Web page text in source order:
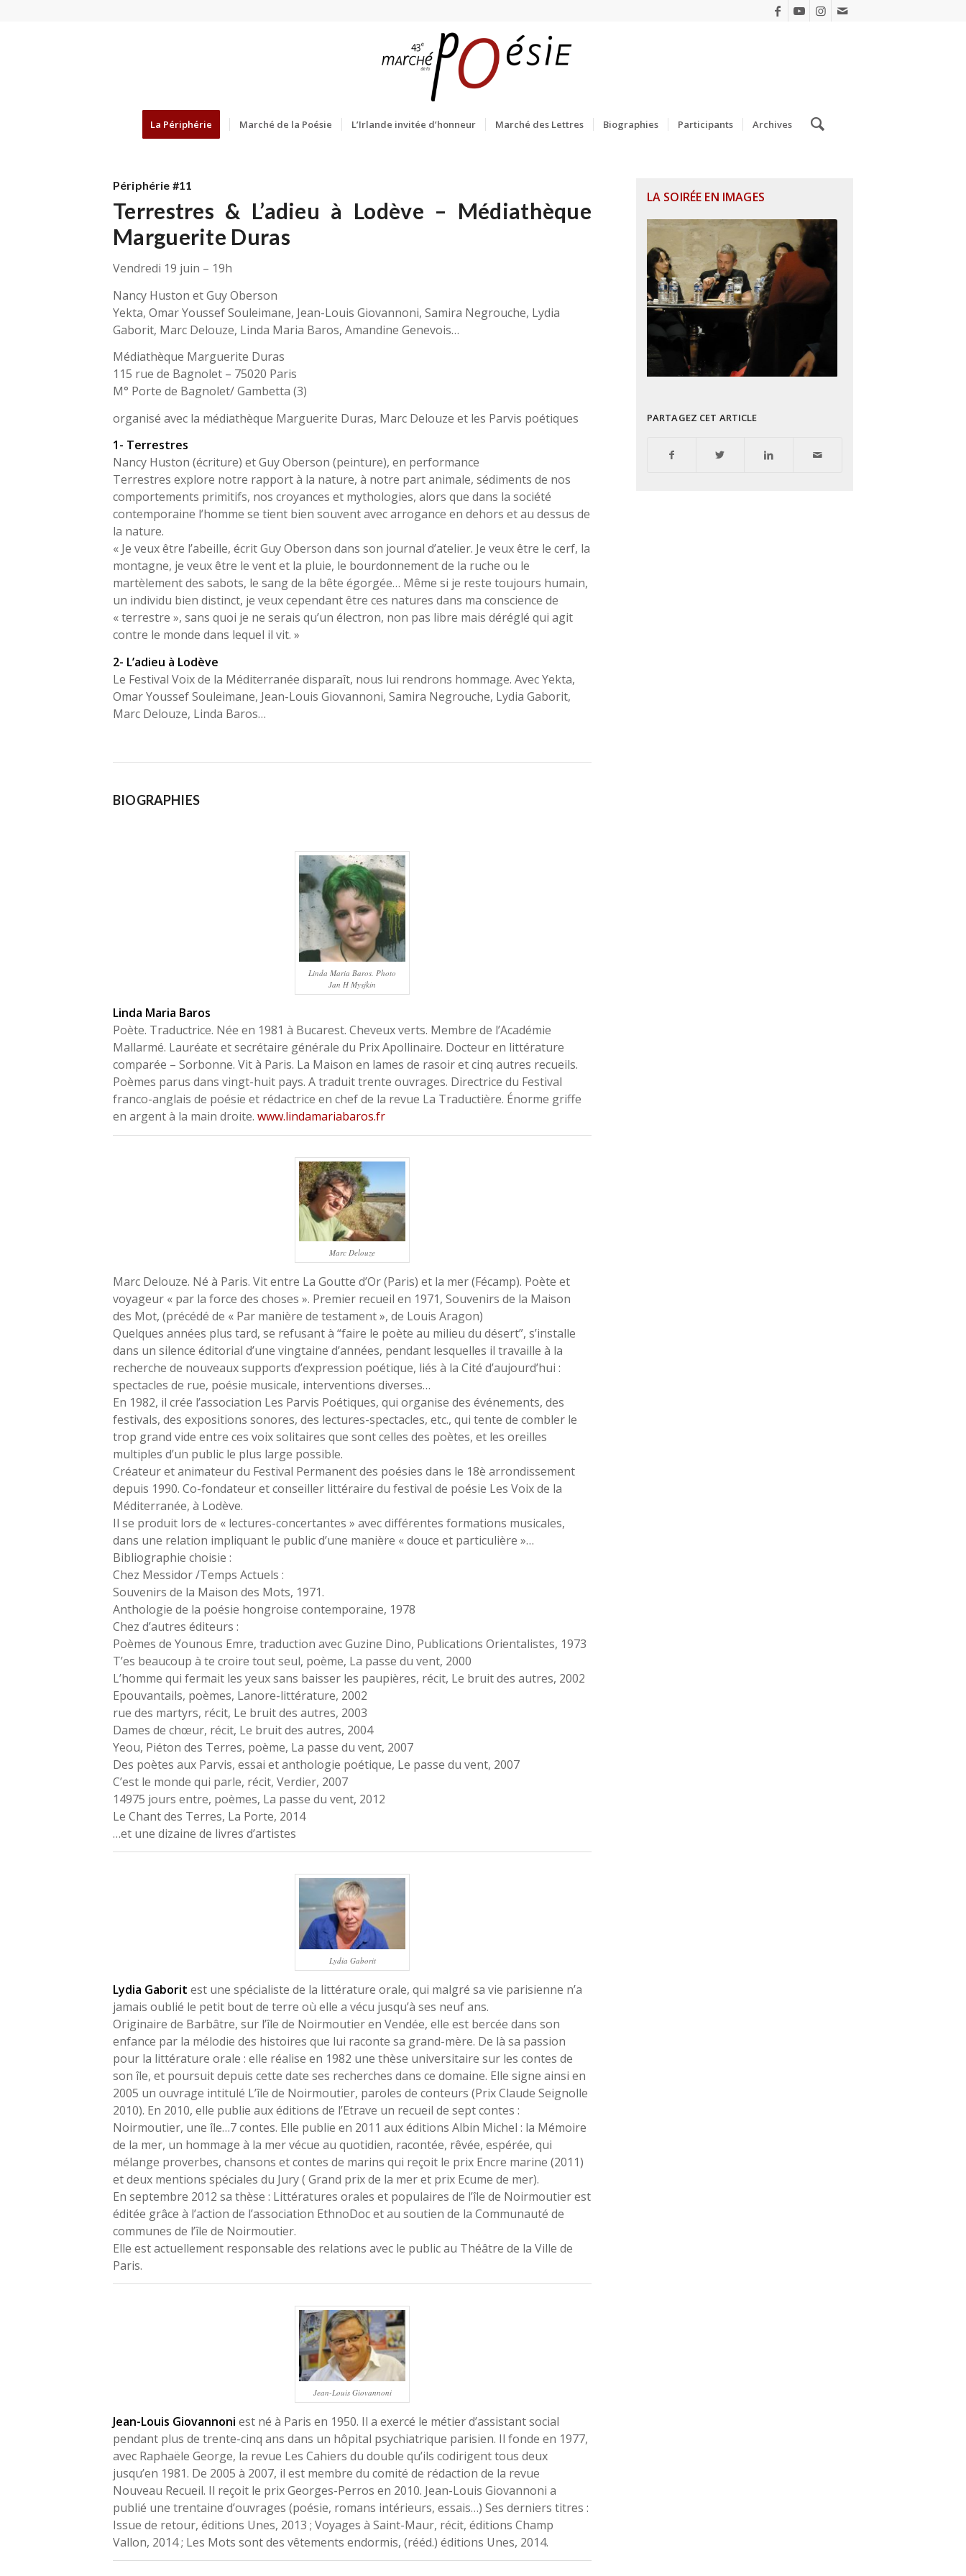
La Périphérie Marché de la Poésie L’Irlande invitée d’honneur Marché des Lettres Biographies Participants Archives
Périphérie #11
Terrestres & L’adieu à Lodève – Médiathèque
Marguerite Duras
Vendredi 19 juin – 19h
Nancy Huston et Guy Oberson
Yekta, Omar Youssef Souleimane, Jean-Louis Giovannoni, Samira Negrouche, Lydia
Gaborit, Marc Delouze, Linda Maria Baros, Amandine Genevois…
Médiathèque Marguerite Duras
115 rue de Bagnolet – 75020 Paris
M° Porte de Bagnolet/ Gambetta (3)
organisé avec la médiathèque Marguerite Duras, Marc Delouze et les Parvis poétiques
1- Terrestres
Nancy Huston (écriture) et Guy Oberson (peinture), en performance
Terrestres explore notre rapport à la nature, à notre part animale, sédiments de nos
comportements primitifs, nos croyances et mythologies, alors que dans la société
contemporaine l’homme se tient bien souvent avec arrogance en dehors et au dessus de
la nature.
« Je veux être l’abeille, écrit Guy Oberson dans son journal d’atelier. Je veux être le cerf, la
montagne, je veux être le vent et la pluie, le bourdonnement de la ruche ou le
martèlement des sabots, le sang de la bête égorgée… Même si je reste toujours humain,
un individu bien distinct, je veux cependant être ces natures dans ma conscience de
« terrestre », sans quoi je ne serais qu’un électron, non pas libre mais déréglé qui agit
contre le monde dans lequel il vit. »
2- L’adieu à Lodève
Le Festival Voix de la Méditerranée disparaît, nous lui rendrons hommage. Avec Yekta,
Omar Youssef Souleimane, Jean-Louis Giovannoni, Samira Negrouche, Lydia Gaborit,
Marc Delouze, Linda Baros…
BIOGRAPHIES
Linda Maria Baros. Photo
Jan H Mysjkin
Linda Maria Baros
Poète. Traductrice. Née en 1981 à Bucarest. Cheveux verts. Membre de l’Académie
Mallarmé. Lauréate et secrétaire générale du Prix Apollinaire. Docteur en littérature
comparée – Sorbonne. Vit à Paris. La Maison en lames de rasoir et cinq autres recueils.
Poèmes parus dans vingt-huit pays. A traduit trente ouvrages. Directrice du Festival
franco-anglais de poésie et rédactrice en chef de la revue La Traductière. Énorme griffe
en argent à la main droite. www.lindamariabaros.fr
Marc Delouze
Marc Delouze. Né à Paris. Vit entre La Goutte d’Or (Paris) et la mer (Fécamp). Poète et
voyageur « par la force des choses ». Premier recueil en 1971, Souvenirs de la Maison
des Mot, (précédé de « Par manière de testament », de Louis Aragon)
Quelques années plus tard, se refusant à “faire le poète au milieu du désert”, s’installe
dans un silence éditorial d’une vingtaine d’années, pendant lesquelles il travaille à la
recherche de nouveaux supports d’expression poétique, liés à la Cité d’aujourd’hui :
spectacles de rue, poésie musicale, interventions diverses…
En 1982, il crée l’association Les Parvis Poétiques, qui organise des événements, des
festivals, des expositions sonores, des lectures-spectacles, etc., qui tente de combler le
trop grand vide entre ces voix solitaires que sont celles des poètes, et les oreilles
multiples d’un public le plus large possible.
Créateur et animateur du Festival Permanent des poésies dans le 18è arrondissement
depuis 1990. Co-fondateur et conseiller littéraire du festival de poésie Les Voix de la
Méditerranée, à Lodève.
Il se produit lors de « lectures-concertantes » avec différentes formations musicales,
dans une relation impliquant le public d’une manière « douce et particulière »…
Bibliographie choisie :
Chez Messidor /Temps Actuels :
Souvenirs de la Maison des Mots, 1971.
Anthologie de la poésie hongroise contemporaine, 1978
Chez d’autres éditeurs :
Poèmes de Younous Emre, traduction avec Guzine Dino, Publications Orientalistes, 1973
T’es beaucoup à te croire tout seul, poème, La passe du vent, 2000
L’homme qui fermait les yeux sans baisser les paupières, récit, Le bruit des autres, 2002
Epouvantails, poèmes, Lanore-littérature, 2002
rue des martyrs, récit, Le bruit des autres, 2003
Dames de chœur, récit, Le bruit des autres, 2004
Yeou, Piéton des Terres, poème, La passe du vent, 2007
Des poètes aux Parvis, essai et anthologie poétique, Le passe du vent, 2007
C’est le monde qui parle, récit, Verdier, 2007
14975 jours entre, poèmes, La passe du vent, 2012
Le Chant des Terres, La Porte, 2014
…et une dizaine de livres d’artistes
Lydia Gaborit
Lydia Gaborit est une spécialiste de la littérature orale, qui malgré sa vie parisienne n’a
jamais oublié le petit bout de terre où elle a vécu jusqu’à ses neuf ans.
Originaire de Barbâtre, sur l’île de Noirmoutier en Vendée, elle est bercée dans son
enfance par la mélodie des histoires que lui raconte sa grand-mère. De là sa passion
pour la littérature orale : elle réalise en 1982 une thèse universitaire sur les contes de
son île, et poursuit depuis cette date ses recherches dans ce domaine. Elle signe ainsi en
2005 un ouvrage intitulé L’île de Noirmoutier, paroles de conteurs (Prix Claude Seignolle
2010). En 2010, elle publie aux éditions de l’Etrave un recueil de sept contes :
Noirmoutier, une île…7 contes. Elle publie en 2011 aux éditions Albin Michel : la Mémoire
de la mer, un hommage à la mer vécue au quotidien, racontée, rêvée, espérée, qui
mélange proverbes, chansons et contes de marins qui reçoit le prix Encre marine (2011)
et deux mentions spéciales du Jury ( Grand prix de la mer et prix Ecume de mer).
En septembre 2012 sa thèse : Littératures orales et populaires de l’île de Noirmoutier est
éditée grâce à l’action de l’association EthnoDoc et au soutien de la Communauté de
communes de l’île de Noirmoutier.
Elle est actuellement responsable des relations avec le public au Théâtre de la Ville de
Paris.
Jean-Louis Giovannoni
Jean-Louis Giovannoni est né à Paris en 1950. Il a exercé le métier d’assistant social
pendant plus de trente-cinq ans dans un hôpital psychiatrique parisien. Il fonde en 1977,
avec Raphaële George, la revue Les Cahiers du double qu’ils codirigent tous deux
jusqu’en 1981. De 2005 à 2007, il est membre du comité de rédaction de la revue
Nouveau Recueil. Il reçoit le prix Georges-Perros en 2010. Jean-Louis Giovannoni a
publié une trentaine d’ouvrages (poésie, romans intérieurs, essais…) Ses derniers titres :
Issue de retour, éditions Unes, 2013 ; Voyages à Saint-Maur, récit, éditions Champ
Vallon, 2014 ; Les Mots sont des vêtements endormis, (rééd.) éditions Unes, 2014.
LA SOIRÉE EN IMAGES
PARTAGEZ CET ARTICLE